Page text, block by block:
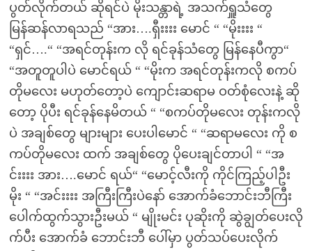
ပွတ်လိုက်တယ် ဆိုရင်ပဲ မိုးသန္တာရဲ့ အသက်ရှူသံတွေ
မြန်ဆန်လာရသည် “အား….ရှီးးးး မောင် “ “မိုးးးး “
“ရှင်….“ “အရင်တုန်းက လို ရင်ခုန်သံတွေ မြန်နေပီကွာ“
“အတူတူပါပဲ မောင်ရယ် “ “မိုးက အရင်တုန်းကလို စကပ်
တိုမလေး မဟုတ်တော့ပဲ ကျောင်းဆရာမ ဝတ်စုံလေးနဲ့ ဆို
တော့ ပိုပီး ရင်ခုန်နေမိတယ် “ “စကပ်တိုမလေး တုန်းကလို
ပဲ အချစ်တွေ များများ ပေးပါမောင် “ “ဆရာမလေး ကို စ
ကပ်တိုမလေး ထက် အချစ်တွေ ပိုပေးချင်တာပါ “ “အ
င်းးးး အား….မောင် ရယ်“ “မောင့်လီးကို ကိုင်ကြည့်ပါဦး
မိုး “ “အင်းးးး အကြီးကြီးပဲနော် အောက်ခံဘောင်းဘီကြီး
ပေါက်ထွက်သွားဦးမယ် “ မျိုးမင်း ပုဆိုးကို ဆွဲချွတ်ပေးလို
က်ပီး အောက်ခံ ဘောင်းဘီ ပေါ်မှာ ပွတ်သပ်ပေးလိုက်